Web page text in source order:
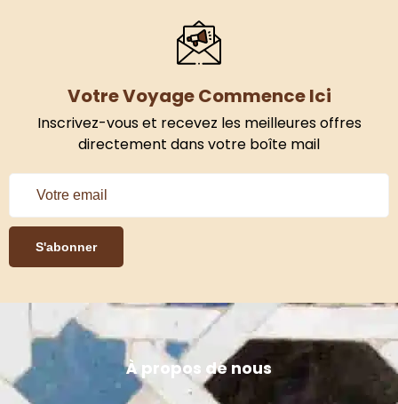
Votre Voyage Commence Ici
Inscrivez-vous et recevez les meilleures offres
directement dans votre boîte mail
S'abonner
À propos de nous